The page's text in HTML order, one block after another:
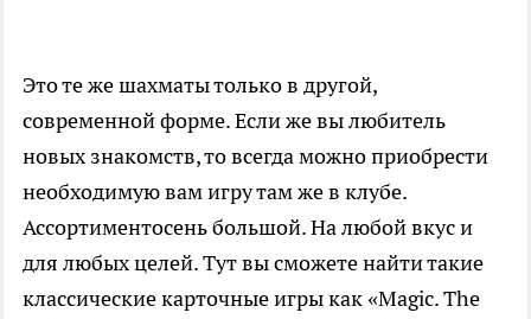
Это те же шахматы только в другой,
современной форме. Если же вы любитель
новых знакомств, то всегда можно приобрести
необходимую вам игру там же в клубе.
Ассортиментосень большой. На любой вкус и
для любых целей. Тут вы сможете найти такие
классические карточные игры как «Magic. The